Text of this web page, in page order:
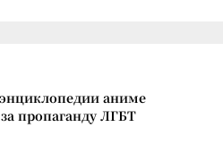
аниме
пропаганду ЛГБТ